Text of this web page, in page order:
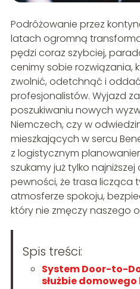
Podróżowanie przez
latach ogromną
pędzi coraz szybciej,
cenimy sobie rozwiązania,
zwolnić, odetchnąć i
profesjonalistów. Wyjazd
poszukiwaniu nowych
Niemczech, czy w
mieszkających w sercu
z logistycznym
szukamy już tylko najniższej
pewności, że trasa licząca
atmosferze spokoju,
który nie zmęczy naszego
Spis treści:
System Door-to-
służbie